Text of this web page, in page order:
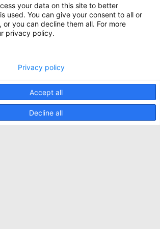
van cookies om ervoor
ervaring op onze
cookies zorgen voor
website en worden
maakt Minkels
cookies, social media
reclame & marketing.
verschillende soorten
cookies (met
cookies) niet
danhier.
your data on this site to better
used. You can give your consent to all or
or you can decline them all. For more
privacy policy.
Accept all
Decline all
Privacy policy